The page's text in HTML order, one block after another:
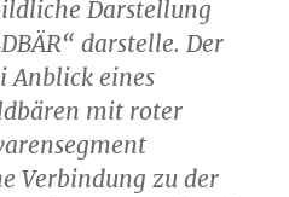
Darstellung
darstelle. Der
Anblick eines
mit roter
Verbindung zu der